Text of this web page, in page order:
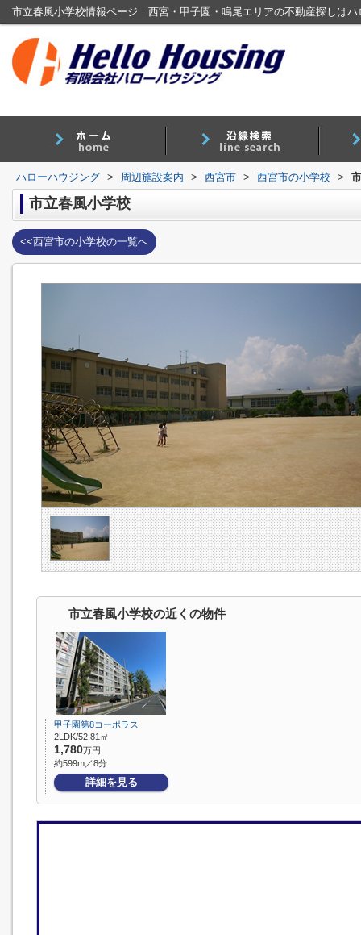
市立春風小学校情報ページ｜西宮・甲子園・鳴尾エリアの不動産探しは
ハローハウジング > 周辺施設案内 > 西宮市 > 西宮市の小学校 >
市立春風小学校
<<西宮市の小学校の一覧へ
市立春風小学校の近くの物件
甲子園第8コーポラス
2LDK/52.81㎡
1,780万円
約599m／8分
詳細を見る